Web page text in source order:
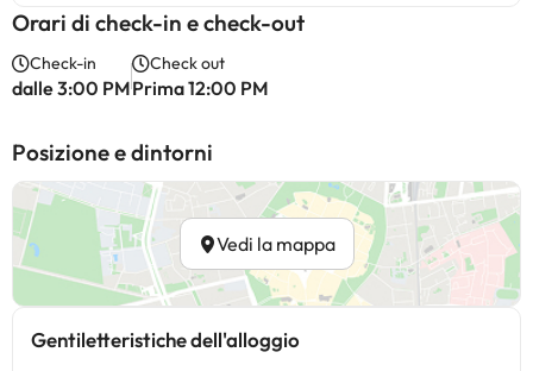
Orari di check-in e check-out
Check-in
dalle 3:00 PM
Check out
Prima 12:00 PM
Posizione e dintorni
Vedi la mappa
Gentiletteristiche dell'alloggio